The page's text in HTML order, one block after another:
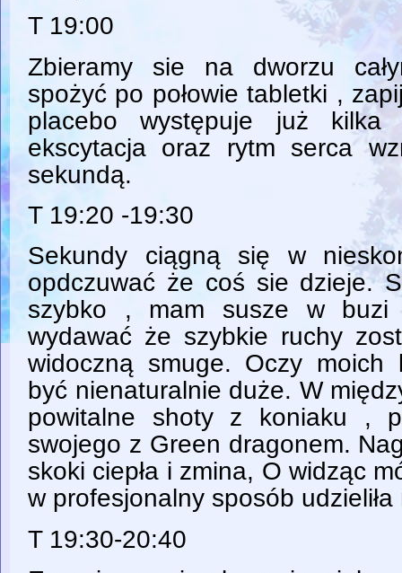
T 19:00
Zbieramy sie na dworzu
spożyć po połowie tabletki ,
placebo występuje już kilka
ekscytacja oraz rytm serca
sekundą.
T 19:20 -19:30
Sekundy ciągną się w
opdczuwać że coś sie dzieje.
szybko , mam susze w
wydawać że szybkie ruchy
widoczną smuge. Oczy moich
być nienaturalnie duże. W
powitalne shoty z koniaku ,
swojego z Green dragonem.
skoki ciepła i zmina, O widząc
w profesjonalny sposób udzieliła
T 19:30-20:40